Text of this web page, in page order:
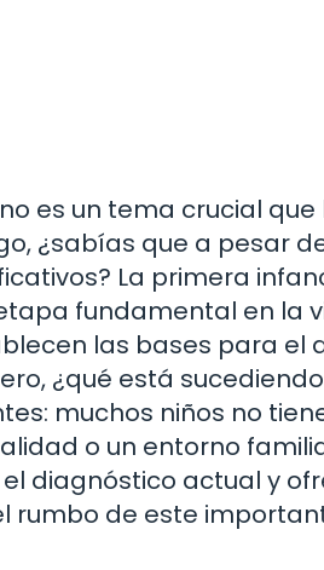
es un tema crucial
¿sabías que a pesar
La primera
fundamental en la
las bases para
¿qué está
muchos niños no
o un entorno
diagnóstico actual y
rumbo de este